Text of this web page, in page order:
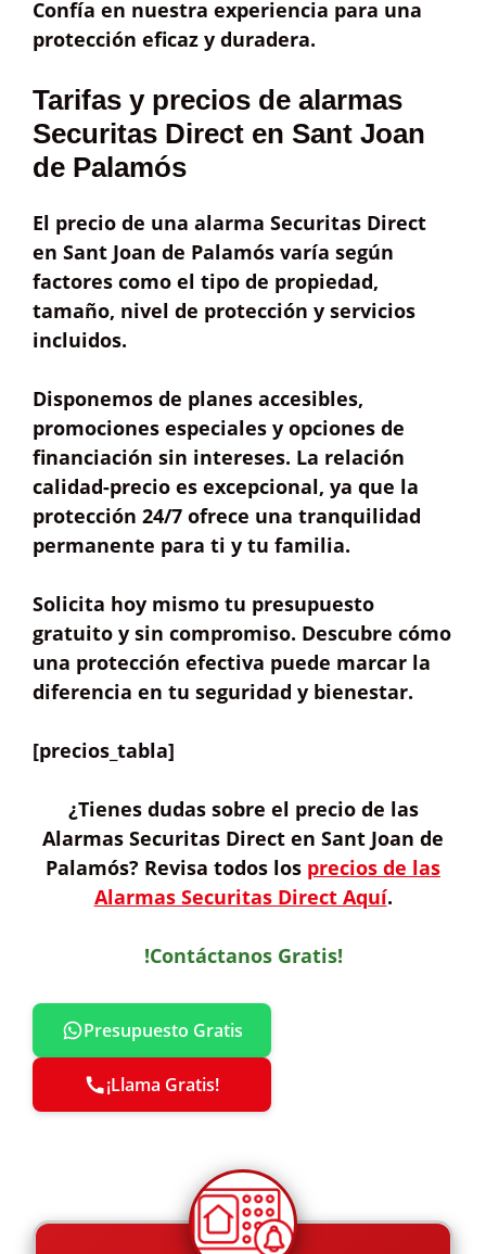
Confía en nuestra experiencia para una
protección eficaz y duradera.
Tarifas y precios de alarmas
Securitas Direct en Sant Joan
de Palamós
El precio de una alarma Securitas Direct
en Sant Joan de Palamós varía según
factores como el tipo de propiedad,
tamaño, nivel de protección y servicios
incluidos.
Disponemos de planes accesibles,
promociones especiales y opciones de
financiación sin intereses. La relación
calidad-precio es excepcional, ya que la
protección 24/7 ofrece una tranquilidad
permanente para ti y tu familia.
Solicita hoy mismo tu presupuesto
gratuito y sin compromiso. Descubre cómo
una protección efectiva puede marcar la
diferencia en tu seguridad y bienestar.
[precios_tabla]
¿Tienes dudas sobre el precio de las
Alarmas Securitas Direct en Sant Joan de
Palamós? Revisa todos los precios de las
Alarmas Securitas Direct Aquí.
!Contáctanos Gratis!
Presupuesto Gratis
¡Llama Gratis!